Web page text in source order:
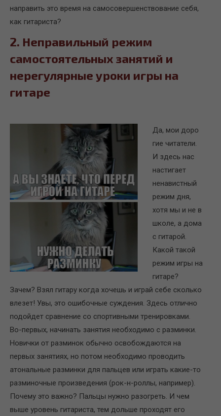
направить это время на самосовершенствование себя,
как гитариста?
2. Неправильный режим
самостоятельных занятий и
нерегулярные уроки игры на
гитаре
Да, мои доро
гие читатели.
И здесь нас
настигает
ненавистный
режим дня,
хотя мы и не в
школе, а дома
с гитарой.
Какой такой
режим игры на
гитаре?
Зачем? Взял гитару когда хочешь и играй себе сколько
влезет! Увы, это ошибочные суждения. Здесь отлично
подойдет сравнение со спортивными тренировками.
Во-первых, начинать занятия необходимо с разминки.
Новички от разминок обычно освобождаются на
первых занятиях, но потом необходимо проводить
атональные разминки для пальцев или играть какие-то
разминочные произведения (рок-н-роллы, например).
Почему это важно? Пальцы нужно разогреть. И чем
выше уровень гитариста, тем дольше проходят его